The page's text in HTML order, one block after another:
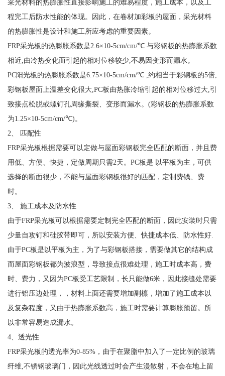
采光材料的热膨胀性直接影响施工的难易程度，施工成本，以及工
程完工后防水性能的体现。因此，在卷材加彩板的屋面，采光材料
的热膨胀性是设计和施工所应考虑的重要因素。
FRP采光板的热膨胀系数是2.6×10-5cm/cm/℃ 与彩钢板的热膨胀系数
相近,由冷热变化而引起的相对位移较少,不易因变形而漏水。
PC阳光板的热膨胀系数是6.75×10-5cm/cm/℃ ,约相当于彩钢板的5倍,
彩钢板屋面上温差变化很大,PC板由热胀冷缩引起的相对位移过大,引
致接点松脱或螺钉孔周缘撕裂、变形而漏水。(彩钢板的热膨胀系数
为1.25×10-5cm/cm/℃)。
2、 匹配性
FRP采光板根据需要可以定做与屋面彩钢板完全匹配的断面，并且费
用低、方便、快捷，定做周期只需2天。PC板是 以平板为主，可供
选择的断面很少，不能与屋面彩钢板很好的匹配，定制费钱、费
时。
3、 施工成本及防水性
由于FRP采光板可以根据需要定制完全匹配的断面，因此安装时只需
少量自攻钉和硅胶带即可，所以安装方便、快捷成本低、防水性好.
由于PC板是以平板为主，为了与彩钢板搭接，需要做其它的结构成
而屋面彩钢板都为波浪型，导致接点很难处理，施工时成本高，费
时、费力，又因为PC板受工艺限制，长只能做6米，因此接缝处需要
进行铝压边处理，，材料上面还需要增加副檩，增加了施工成本以
及复杂程度，又由于热膨胀系数高，施工时需要计算膨胀预留。所
以非常容易造成漏水。
4、透光性
FRP采光板的透光率为0-85%，由于在聚脂中加入了一定比例的玻璃
纤维,不锈钢玻璃门，因此光线透过时会产生漫散射，不会在地上留